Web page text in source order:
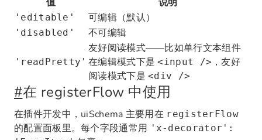
'editable' 可编辑（默认）
'disabled' 不可编辑
'readPretty'
友好阅读模式——比如单行文本组件
在编辑模式下是<input /> ，友好
阅读模式下是<div />
#在 registerFlow 中使用
在插件开发中，uiSchema 主要用在 registerFlow
的配置面板里。每个字段通常用 'x-decorator':